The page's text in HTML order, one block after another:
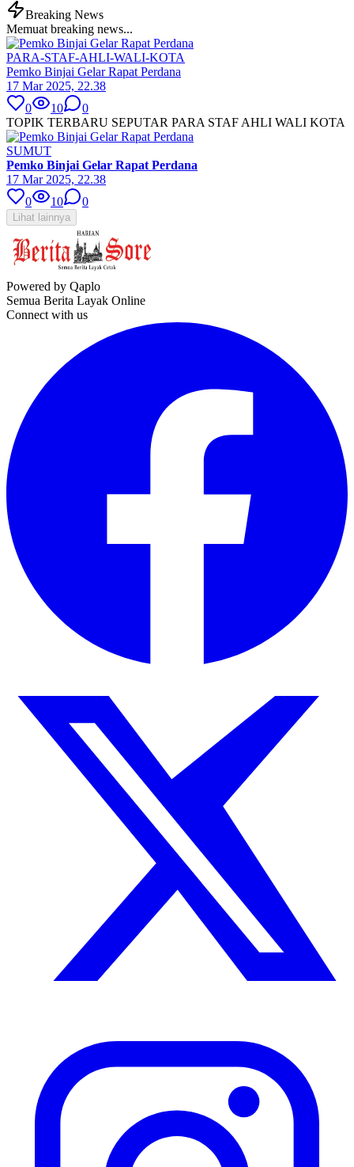
Breaking News
Memuat breaking news...
PARA-STAF-AHLI-WALI-KOTA
Pemko Binjai Gelar Rapat Perdana
17 Mar 2025, 22.38
0
10
0
TOPIK TERBARU SEPUTAR PARA STAF AHLI WALI KOTA
SUMUT
Pemko Binjai Gelar Rapat Perdana
17 Mar 2025, 22.38
0
10 0
Lihat lainnya
Powered by Qaplo
Semua Berita Layak Online
Connect with us